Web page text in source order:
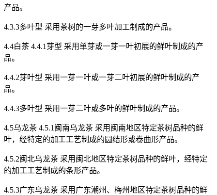
产品。
4.3.3多叶型 采用茶树的一芽多叶加工制成的产品。
4.4白茶 4.4.1芽型 采用单芽或一芽一叶初展的鲜叶制成的产
品。
4.4.2芽叶型 采用一芽一叶或一芽二叶初展的鲜叶制成的产
品。
4.4.3多叶型 采用一芽二叶或多叶的鲜叶制成的产品。
4.5乌龙茶 4.5.1闽南乌龙茶 采用闽南地区特定茶树品种的鲜
叶，经特定的加工工艺制成的圆结形或卷曲形产品。
4.5.2闽北乌龙茶 采用闽北地区特定茶树品种的鲜叶，经特定
的加工工艺制成的条形产品。
4.5.3广东乌龙茶 采用广东潮州、梅州地区特定茶树品种的鲜